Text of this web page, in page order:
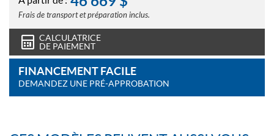
Frais de transport et préparation inclus.
CALCULATRICE
DE PAIEMENT
FINANCEMENT FACILE
DEMANDEZ UNE PRÉ-APPROBATION